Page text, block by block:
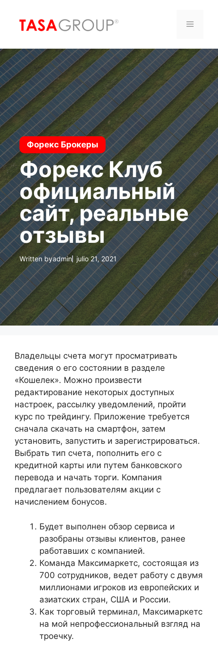
contenido
Menú
Форекс Брокеры
Форекс Клуб
официальный
сайт, реальные
отзывы
Written byadmin julio 21, 2021
Владельцы счета могут просматривать
сведения о его состоянии в разделе
«Кошелек». Можно произвести
редактирование некоторых доступных
настроек, рассылку уведомлений, пройти
курс по трейдингу. Приложение требуется
сначала скачать на смартфон, затем
установить, запустить и зарегистрироваться.
Выбрать тип счета, пополнить его с
кредитной карты или путем банковского
перевода и начать торги. Компания
предлагает пользователям акции с
начислением бонусов.
Будет выполнен обзор сервиса и
разобраны отзывы клиентов, ранее
работавших с компанией.
Команда Максимаркетс, состоящая из
700 сотрудников, ведет работу с двумя
миллионами игроков из европейских и
азиатских стран, США и России.
Как торговый терминал, Максимаркетс
на мой непрофессиональный взгляд на
троечку.